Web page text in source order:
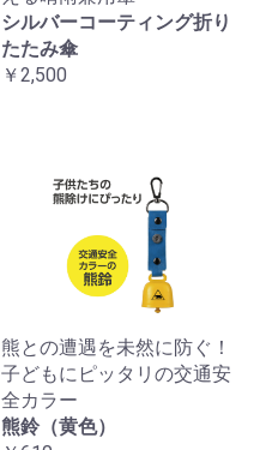
シルバーコーティング折り
たたみ傘
￥2,500
熊との遭遇を未然に防ぐ！
子どもにピッタリの交通安
全カラー
熊鈴（黄色）